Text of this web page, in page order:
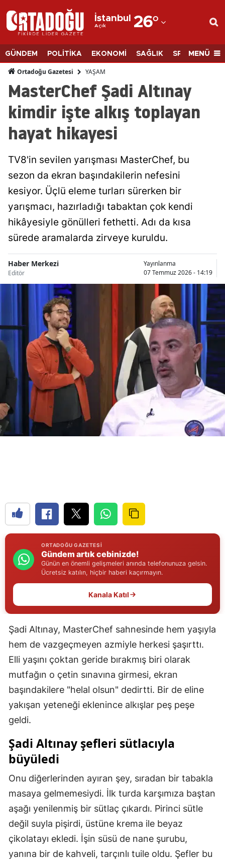
İstanbul
Açık 26°
Adana
Adıyaman
Afyonkarahisar
Ağrı
Amasya
Ankara
Antalya
Artvin
Aydın
Balıkesir
Bilecik
Bingöl
Burdur
Çanakkale
Çankırı
Çorum
Denizli
Erzincan
Erzurum
Gaziantep
Gümüşhane
Hakkari
Hatay
Isparta
Mersin
İstanbul
Kayseri
Kırklareli
Kırşehir
Kocaeli
GÜNDEM POLİTİKA EKONOMİ SAĞLIK SPORMENÜ
Ortadoğu Gazetesi YAŞAM
MasterChef Şadi Altınay
kimdir işte alkış toplayan
hayat hikayesi
TV8'in sevilen yarışması MasterChef, bu
sezon da ekran başındakilerin nefesini
kesiyor. Üçlü eleme turları sürerken bir
yarışmacı, hazırladığı tabaktan çok kendi
hikâyesiyle gönülleri fethetti. Adı da kısa
sürede aramalarda zirveye kuruldu.
Haber Merkezi
Editör
Yayınlanma
07 Temmuz 2026 - 14:19
ORTADOĞU GAZETESI
Gündem artık cebinizde!
Günün en önemli gelişmeleri anında telefonunuza gelsin.
Ücretsiz katılın, hiçbir haberi kaçırmayın.
Kanala Katıl
Şadi Altınay, MasterChef sahnesinde hem yaşıyla
hem de vazgeçmeyen azmiyle herkesi şaşırttı.
Elli yaşını çoktan geride bırakmış biri olarak
mutfağın o çetin sınavına girmesi, ekran
başındakilere "helal olsun" dedirtti. Bir de eline
yakışan yeteneği eklenince alkışlar peş peşe
geldi.
Şadi Altınay şefleri sütlacıyla
büyüledi
Onu diğerlerinden ayıran şey, sıradan bir tabakla
masaya gelmemesiydi. İlk turda karşımıza baştan
aşağı yenilenmiş bir sütlaç çıkardı. Pirinci sütle
değil suyla pişirdi, üstüne krema ile beyaz
çikolatayı ekledi. İşin süsü de nane şurubu,
yanına bir de kahveli, tarçınlı tuile oldu. Şefler bu